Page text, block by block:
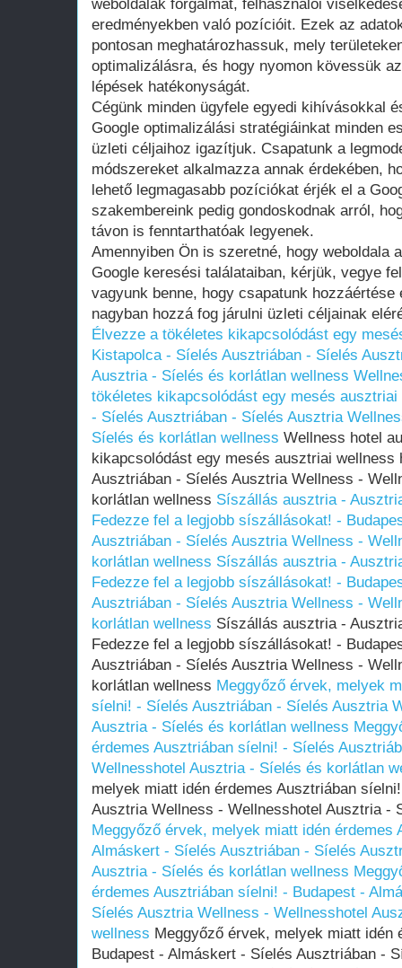
weboldalak forgalmát, felhasználói
eredményekben való pozícióit. Ezek az
pontosan meghatározhassuk, mely
optimalizálásra, és hogy nyomon kövessük
lépések hatékonyságát.
Cégünk minden ügyfele egyedi kihívásokkal
Google optimalizálási stratégiáinkat minden
üzleti céljaihoz igazítjuk. Csapatunk a
módszereket alkalmazza annak érdekében,
lehető legmagasabb pozíciókat érjék el a
szakembereink pedig gondoskodnak arról,
távon is fenntarthatóak legyenek.
Amennyiben Ön is szeretné, hogy weboldala
Google keresési találataiban, kérjük, vegye
vagyunk benne, hogy csapatunk
nagyban hozzá fog járulni üzleti céljainak
Élvezze a tökéletes kikapcsolódást egy
Kistapolca - Síelés Ausztriában - Síelés
Ausztria - Síelés és korlátlan wellness
tökéletes kikapcsolódást egy mesés
- Síelés Ausztriában - Síelés Ausztria
Síelés és korlátlan wellness Wellness hotel
kikapcsolódást egy mesés ausztriai
Ausztriában - Síelés Ausztria Wellness -
korlátlan wellness Síszállás ausztria -
Fedezze fel a legjobb síszállásokat! -
Ausztriában - Síelés Ausztria Wellness -
korlátlan wellness Síszállás ausztria -
Fedezze fel a legjobb síszállásokat! -
Ausztriában - Síelés Ausztria Wellness -
korlátlan wellness Síszállás ausztria -
Fedezze fel a legjobb síszállásokat! -
Ausztriában - Síelés Ausztria Wellness -
korlátlan wellness Meggyőző érvek, melyek
síelni! - Síelés Ausztriában - Síelés Ausztria
Ausztria - Síelés és korlátlan wellness
érdemes Ausztriában síelni! - Síelés
Wellnesshotel Ausztria - Síelés és korlátlan
melyek miatt idén érdemes Ausztriában
Ausztria Wellness - Wellnesshotel Ausztria -
Meggyőző érvek, melyek miatt idén érdemes
Almáskert - Síelés Ausztriában - Síelés
Ausztria - Síelés és korlátlan wellness
érdemes Ausztriában síelni! - Budapest -
Síelés Ausztria Wellness - Wellnesshotel
wellness Meggyőző érvek, melyek miatt idén
Budapest - Almáskert - Síelés Ausztriában -